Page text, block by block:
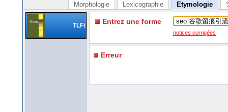
Morphologie Lexicographie Etymologie
TLFi Entrez une forme
notices corrigées
Erreur